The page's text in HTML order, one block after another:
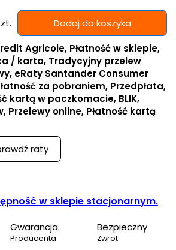
Dodaj do koszyka
Agricole, Płatność w sklepie,
/ karta, Tradycyjny przelew
eRaty Santander Consumer
za pobraniem, Przedpłata,
kartą w paczkomacie, BLIK,
Przelewy online, Płatność kartą
raty
w sklepie stacjonarnym.
Gwarancja
Producenta
Bezpieczny
Zwrot